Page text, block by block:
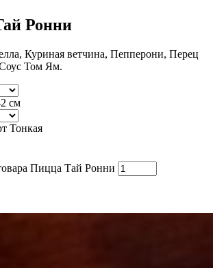
Ронни
Куриная ветчина, Пепперони, Перец
Том Ям.
см
Тонкая
Пицца Тай Ронни